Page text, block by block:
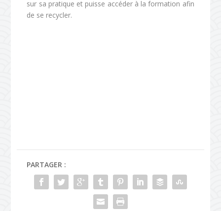
sur sa pratique et puisse accéder à la formation afin
de se recycler.
PARTAGER :